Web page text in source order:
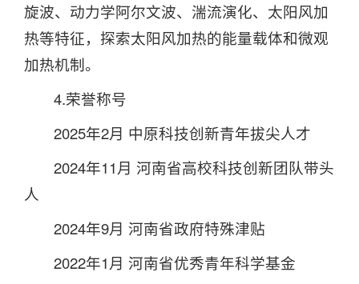
旋波、动力学阿尔文波、湍流演化、太阳风加
热等特征，探索太阳风加热的能量载体和微观
加热机制。
4.荣誉称号
2025年2月 中原科技创新青年拔尖人才
2024年11月 河南省高校科技创新团队带头
人
2024年9月 河南省政府特殊津贴
2022年1月 河南省优秀青年科学基金